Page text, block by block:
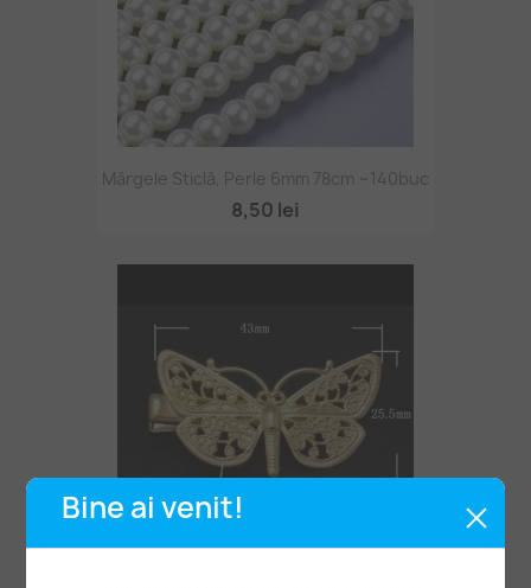
Bine ai venit!
Mărgele Sticlă, Perle 6mm 78cm ~140buc
8,50 lei